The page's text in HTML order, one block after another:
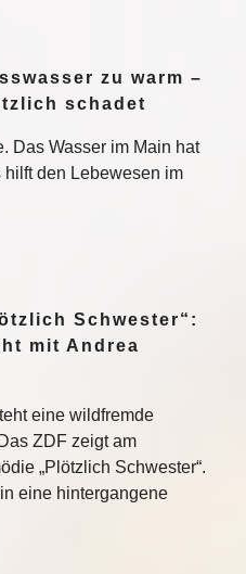
zu warm –
schadet
Das Wasser im Main hat
den Lebewesen im
Schwester“:
mit Andrea
eine wildfremde
ZDF zeigt am
„Plötzlich Schwester“.
eine hintergangene